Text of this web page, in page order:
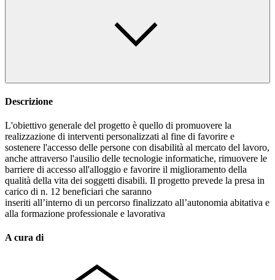
Descrizione
L'obiettivo generale del progetto è quello di promuovere la
realizzazione di interventi personalizzati al fine di favorire e
sostenere l'accesso delle persone con disabilità al mercato del lavoro,
anche attraverso l'ausilio delle tecnologie informatiche, rimuovere le
barriere di accesso all'alloggio e favorire il miglioramento della
qualità della vita dei soggetti disabili. Il progetto prevede la presa in
carico di n. 12 beneficiari che saranno
inseriti all’interno di un percorso finalizzato all’autonomia abitativa e
alla formazione professionale e lavorativa
A cura di